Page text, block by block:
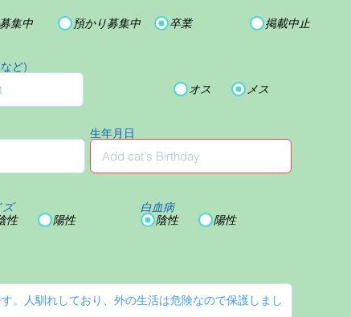
集中 預かり募集中 卒業 掲載中止
ど)
オス メス
生年月日
ズ
性
陽性
白血病
陰性
陽性